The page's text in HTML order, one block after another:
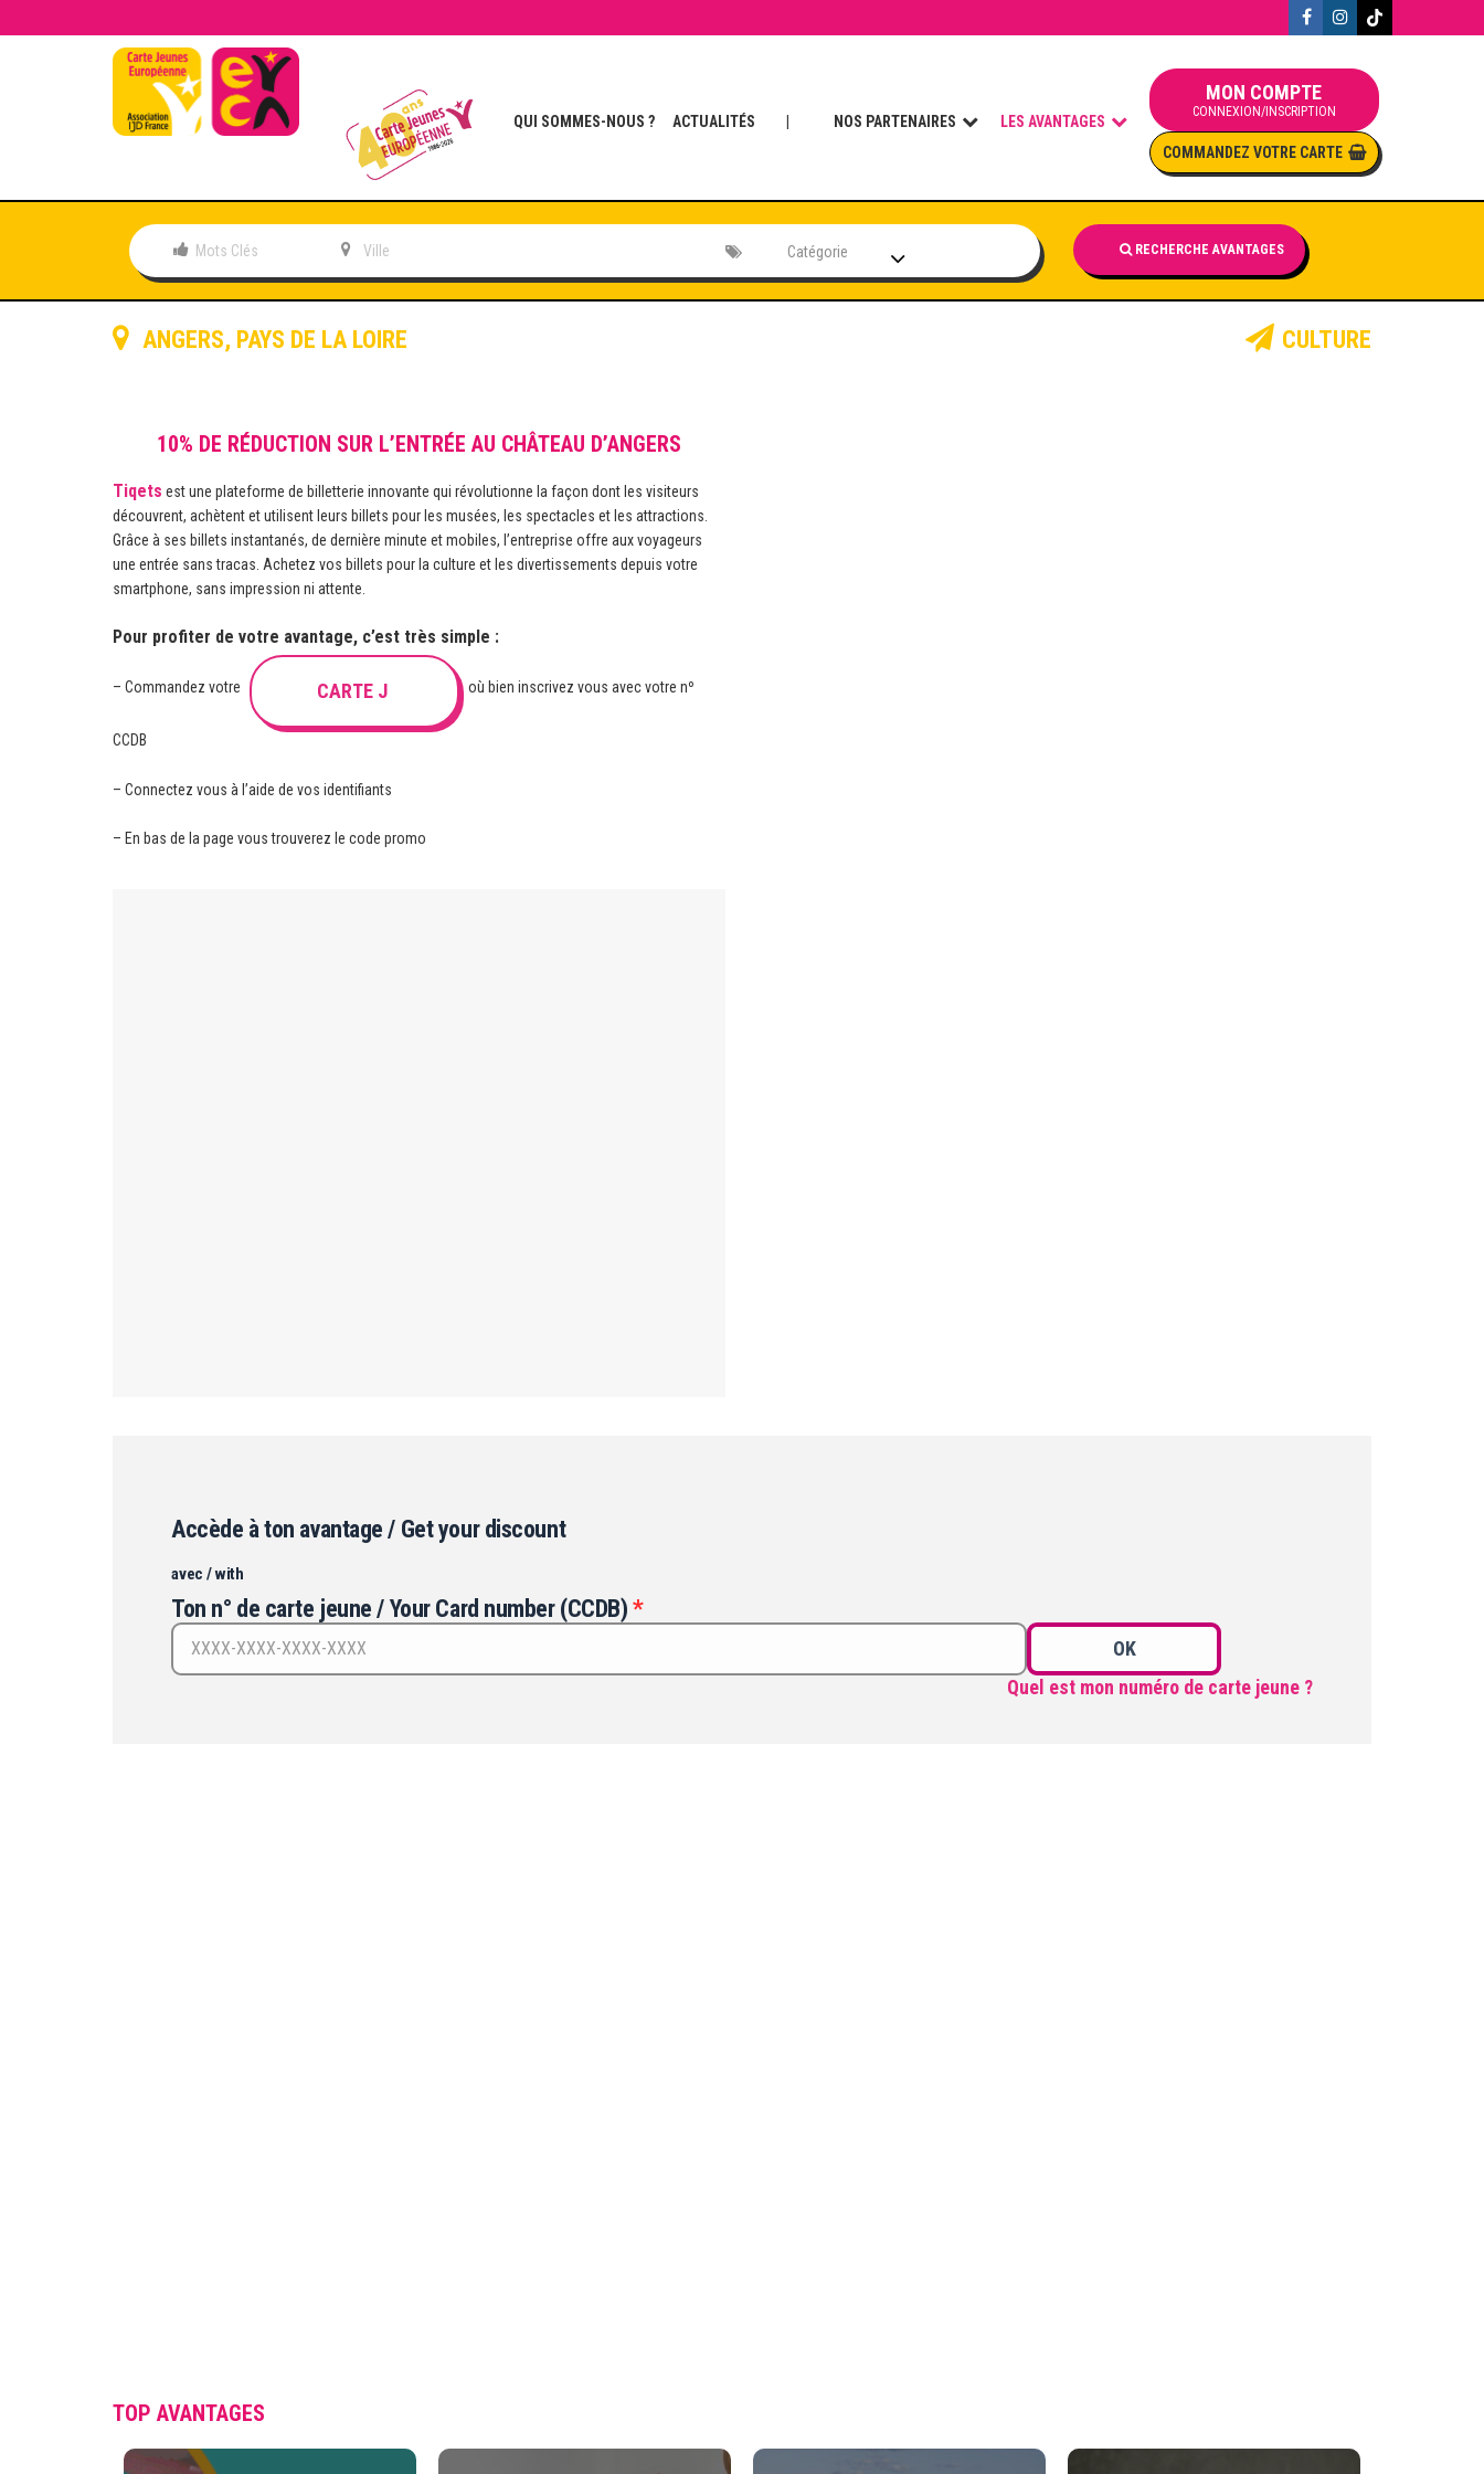
QUI SOMMES-NOUS ? ACTUALITÉS | NOS PARTENAIRES LES AVANTAGES
MON COMPTE
CONNEXION/INSCRIPTION
COMMANDEZ VOTRE CARTE
Catégorie RECHERCHE AVANTAGES
ANGERS, PAYS DE LA LOIRE CULTURE
10% DE RÉDUCTION SUR L’ENTRÉE AU CHÂTEAU D’ANGERS
Tiqets est une plateforme de billetterie innovante qui révolutionne la façon dont les visiteurs
découvrent, achètent et utilisent leurs billets pour les musées, les spectacles et les attractions.
Grâce à ses billets instantanés, de dernière minute et mobiles, l’entreprise offre aux voyageurs
une entrée sans tracas. Achetez vos billets pour la culture et les divertissements depuis votre
smartphone, sans impression ni attente.
Pour profiter de votre avantage, c’est très simple :
– Commandez votre CARTE J où bien inscrivez vous avec votre nº
CCDB
– Connectez vous à l’aide de vos identifiants
– En bas de la page vous trouverez le code promo
Accède à ton avantage / Get your discount
avec / with
Ton n° de carte jeune / Your Card number (CCDB)*
OK
Quel est mon numéro de carte jeune ?
TOP AVANTAGES